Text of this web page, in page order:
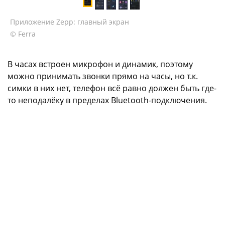
Приложение Zepp: главный экран
© Ferra
В часах встроен микрофон и динамик, поэтому
можно принимать звонки прямо на часы, но т.к.
симки в них нет, телефон всё равно должен быть где-
то неподалёку в пределах Bluetooth-подключения.